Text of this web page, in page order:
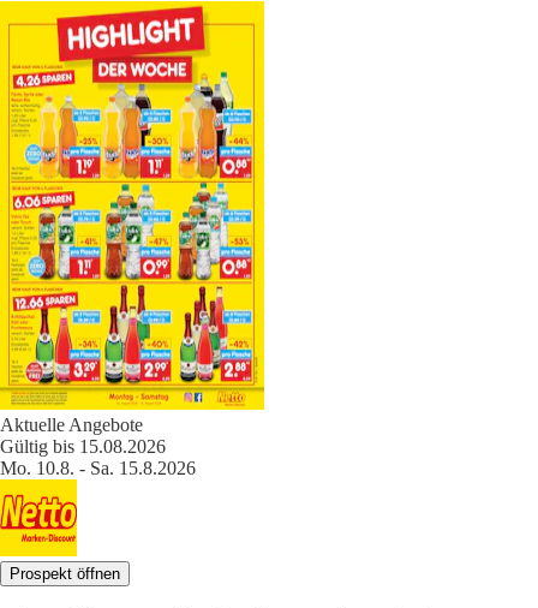
Aktuelle Angebote
Gültig bis 15.08.2026
Mo. 10.8. - Sa. 15.8.2026
Prospekt öffnen